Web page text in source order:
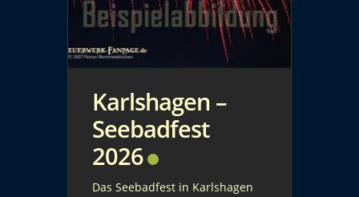
Karlshagen –
Seebadfest
2026
Das Seebadfest in Karlshagen